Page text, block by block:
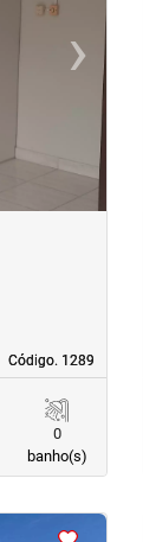
›
Next
Código. 1289
Código. 1289
0
banho(s)